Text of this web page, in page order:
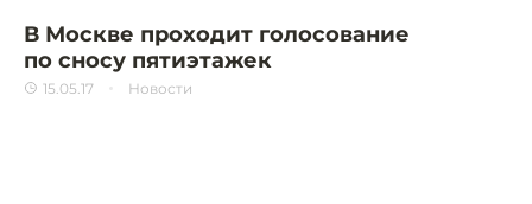
В Москве проходит голосование
по сносу пятиэтажек
15.05.17 Новости